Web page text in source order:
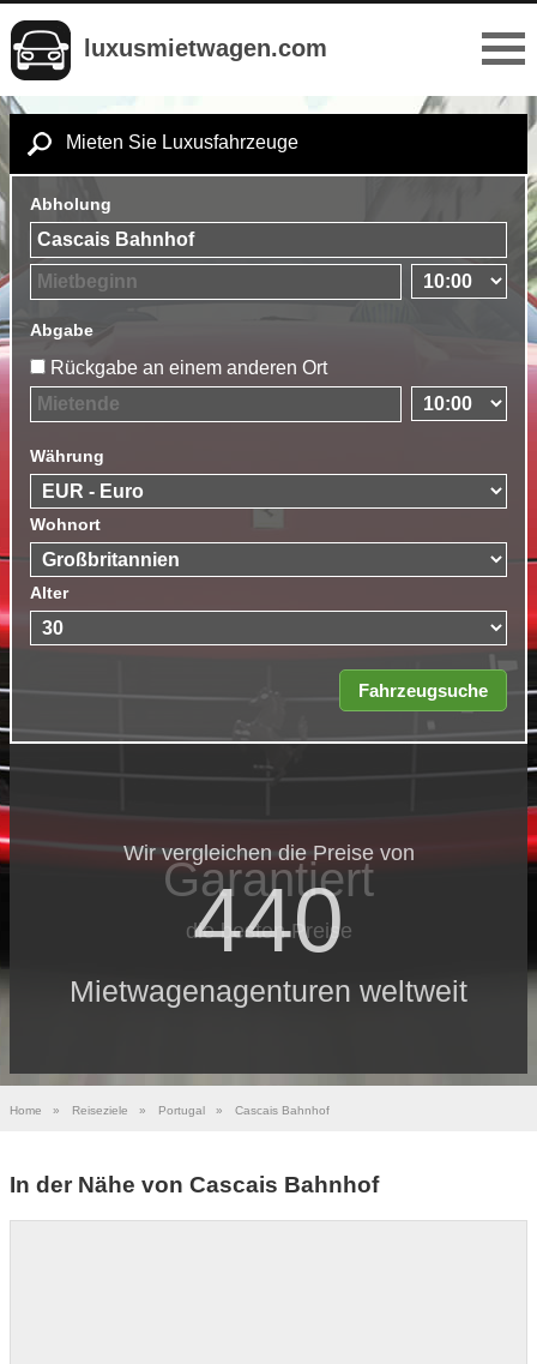
luxusmietwagen.com
Mieten Sie Luxusfahrzeuge
Abholung
Abgabe
Rückgabe an einem anderen Ort
Währung
Wohnort
Alter
Wir vergleichen die Preise von
440
Mietwagenagenturen weltweit
Garantiert
die besten Preise
Home » Reiseziele » Portugal » Cascais Bahnhof
In der Nähe von Cascais Bahnhof